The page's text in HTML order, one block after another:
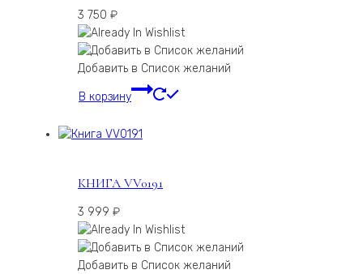
3 750 ₽
Добавить в Список желаний
В корзину
КНИГА VV0191
3 999 ₽
Добавить в Список желаний